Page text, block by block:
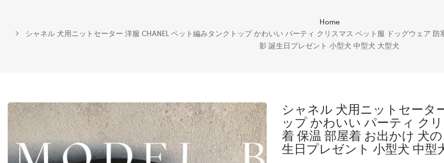
Home
シャネル 犬用ニットセーター 洋服 CHANEL ペット編みタンクトップ かわいい パーティ クリスマス ペット服 ドッグウェア
影 誕生日プレゼント 小型犬 中型犬 大型犬
シャネル 犬用ニットセータ
ップ かわいい パーティ ク
着 保温 部屋着 お出かけ 犬
生日プレゼント 小型犬 中型